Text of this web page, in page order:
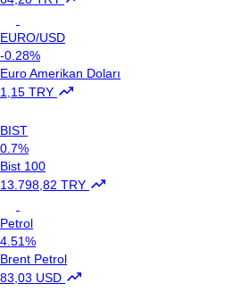
EURO/USD
-0.28%
Euro Amerikan Doları
1,15 TRY
BIST
0.7%
Bist 100
13.798,82 TRY
Petrol
4.51%
Brent Petrol
83,03 USD